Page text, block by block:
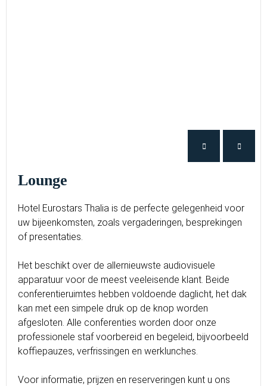
Lounge
Hotel Eurostars Thalia is de perfecte gelegenheid voor
uw bijeenkomsten, zoals vergaderingen, besprekingen
of presentaties.
Het beschikt over de allernieuwste audiovisuele
apparatuur voor de meest veeleisende klant. Beide
conferentieruimtes hebben voldoende daglicht, het dak
kan met een simpele druk op de knop worden
afgesloten. Alle conferenties worden door onze
professionele staf voorbereid en begeleid, bijvoorbeeld
koffiepauzes, verfrissingen en werklunches.
Voor informatie, prijzen en reserveringen kunt u ons